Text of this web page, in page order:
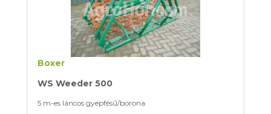
Boxer
WS Weeder 500
5 m-es láncos gyepfésű/borona